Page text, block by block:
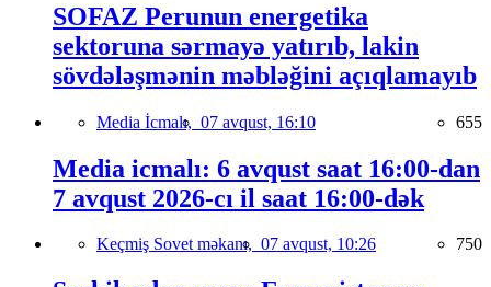
SOFAZ Perunun energetika
sektoruna sərmayə yatırıb, lakin
sövdələşmənin məbləğini açıqlamayıb
Media İcmalı, 07 avqust, 16:10 655
Media icmalı: 6 avqust saat 16:00-dan
7 avqust 2026-cı il saat 16:00-dək
Keçmiş Sovet məkanı, 07 avqust, 10:26 750